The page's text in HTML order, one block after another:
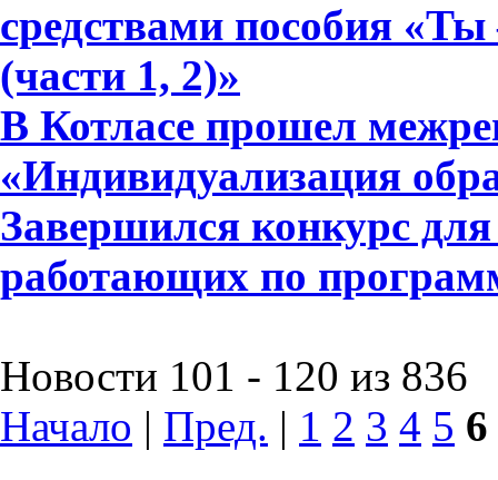
средствами пособия
(части 1, 2)»
В Котласе прошел
«Индивидуализация
Завершился конкурс
работающих по
Новости 101 - 120 из 836
Начало | Пред. | 1 2 3 4 5 6